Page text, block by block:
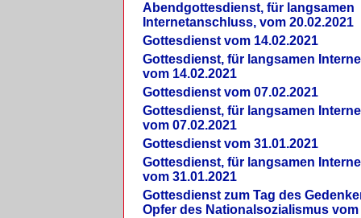
Abendgottesdienst, für langsamen
Internetanschluss, vom 20.02.2021
Gottesdienst vom 14.02.2021
Gottesdienst, für langsamen
vom 14.02.2021
Gottesdienst vom 07.02.2021
Gottesdienst, für langsamen
vom 07.02.2021
Gottesdienst vom 31.01.2021
Gottesdienst, für langsamen
vom 31.01.2021
Gottesdienst zum Tag des
Opfer des Nationalsozialismus vom